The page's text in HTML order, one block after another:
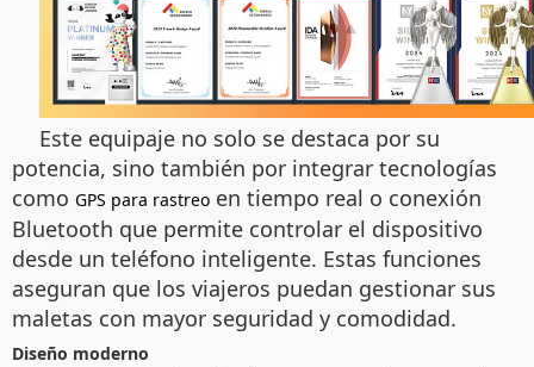
Este equipaje no solo se destaca por su
potencia, sino también por integrar tecnologías
como GPS para rastreo en tiempo real o conexión
Bluetooth que permite controlar el dispositivo
desde un teléfono inteligente. Estas funciones
aseguran que los viajeros puedan gestionar sus
maletas con mayor seguridad y comodidad.
Diseño moderno